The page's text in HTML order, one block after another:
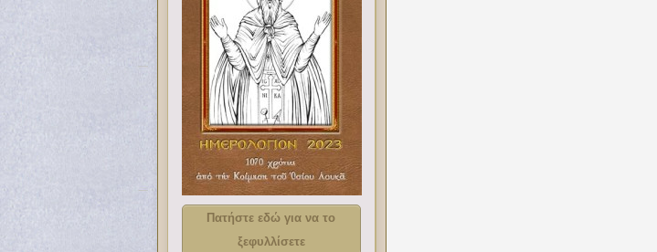
Πατήστε εδώ για να το
ξεφυλλίσετε